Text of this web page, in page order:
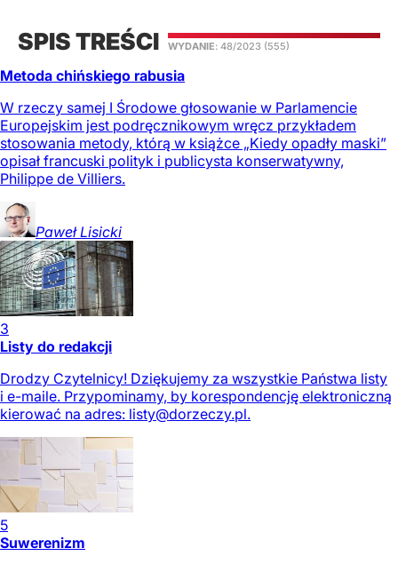
SPIS TREŚCI WYDANIE: 48/2023 (555)
Metoda chińskiego rabusia
W rzeczy samej I Środowe głosowanie w Parlamencie
Europejskim jest podręcznikowym wręcz przykładem
stosowania metody, którą w książce „Kiedy opadły maski”
opisał francuski polityk i publicysta konserwatywny,
Philippe de Villiers.
Paweł Lisicki
3
Listy do redakcji
Drodzy Czytelnicy! Dziękujemy za wszystkie Państwa listy
i e-maile. Przypominamy, by korespondencję elektroniczną
kierować na adres: listy@dorzeczy.pl.
5
Suwerenizm